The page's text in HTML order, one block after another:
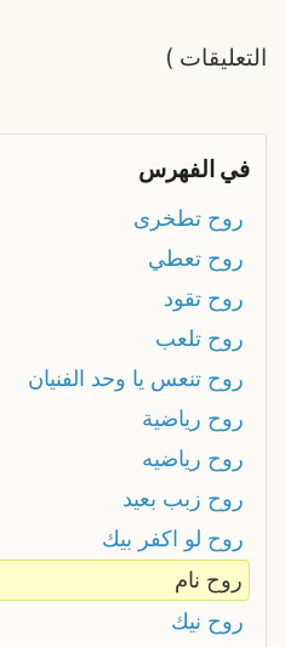
التعليقات )
في الفهرس
روح تطخرى
روح تعطي
روح تقود
روح تلعب
روح تنعس يا وحد الفنيان
روح رياضية
روح رياضيه
روح زبب بعيد
روح لو اكفر بيك
روح نام
روح نيك